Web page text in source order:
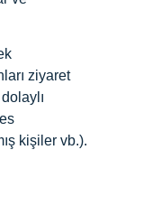
ziyaret
kişiler vb.).